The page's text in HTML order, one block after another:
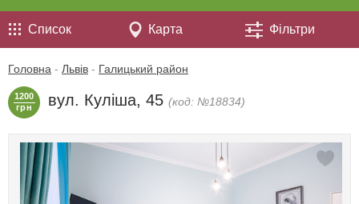
Список Карта Фільтри
Головна - Львів - Галицький район
1200
грн
вул. Куліша, 45 (код: №18834)